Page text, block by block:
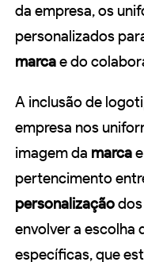
da empresa, os
personalizados
marcae do
A inclusão de
empresa nos
imagem da marca
pertencimento
personalização
envolver a escolha
específicas, que